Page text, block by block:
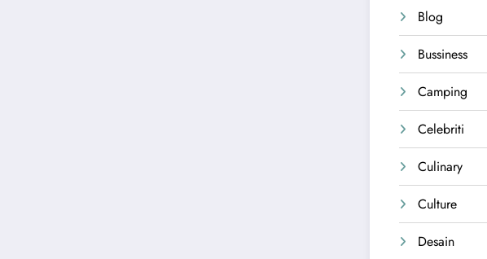
Blog
Bussiness
Camping
Celebriti
Culinary
Culture
Desain